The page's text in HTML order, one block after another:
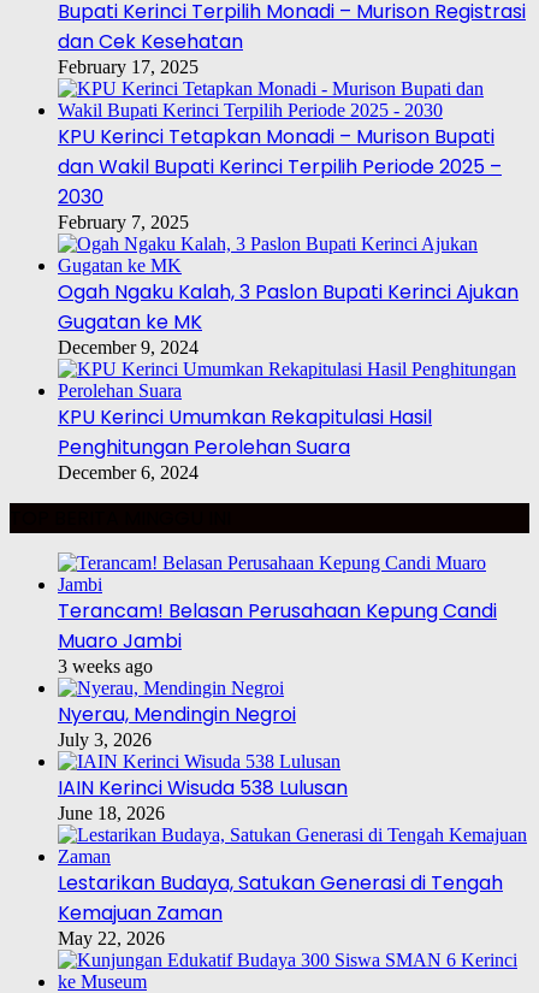
Bupati Kerinci Terpilih Monadi – Murison Registrasi
dan Cek Kesehatan
February 17, 2025
KPU Kerinci Tetapkan Monadi – Murison Bupati
dan Wakil Bupati Kerinci Terpilih Periode 2025 –
2030
February 7, 2025
Ogah Ngaku Kalah, 3 Paslon Bupati Kerinci Ajukan
Gugatan ke MK
December 9, 2024
KPU Kerinci Umumkan Rekapitulasi Hasil
Penghitungan Perolehan Suara
December 6, 2024
Terancam! Belasan Perusahaan Kepung Candi
Muaro Jambi
3 weeks ago
Nyerau, Mendingin Negroi
July 3, 2026
IAIN Kerinci Wisuda 538 Lulusan
June 18, 2026
Lestarikan Budaya, Satukan Generasi di Tengah
Kemajuan Zaman
May 22, 2026